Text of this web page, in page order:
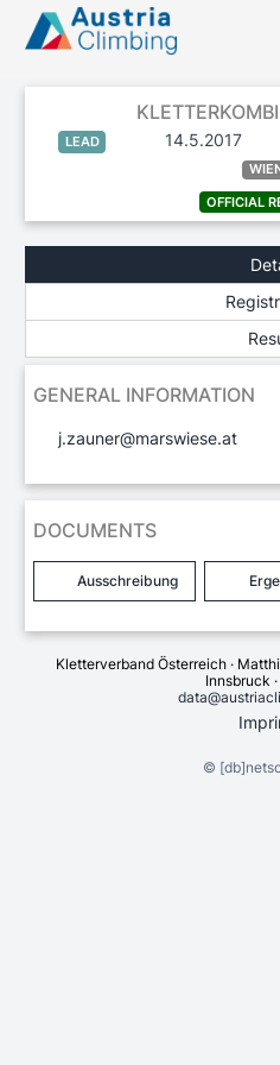
LEAD 14.5.2017
OFFICIAL
GENERAL INFORMATION
j.zauner@marswiese.at
DOCUMENTS
Ausschreibung
Kletterverband Österreich ·
Innsbruck
©